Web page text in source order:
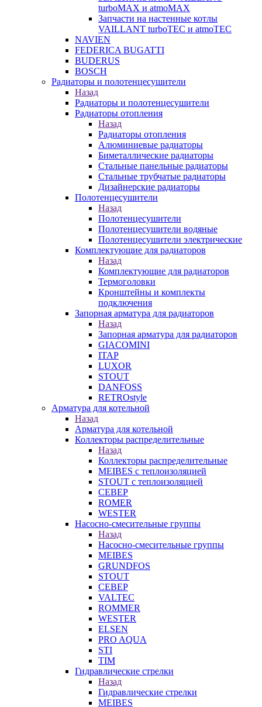
turboMAX и atmoMAX
Запчасти на настенные котлы
VAILLANT turboTEC и atmoTEC
NAVIEN
FEDERICA BUGATTI
BUDERUS
BOSCH
Радиаторы и полотенцесушители
Назад
Радиаторы и полотенцесушители
Радиаторы отопления
Назад
Радиаторы отопления
Алюминиевые радиаторы
Биметаллические радиаторы
Стальные панельные радиаторы
Стальные трубчатые радиаторы
Дизайнерские радиаторы
Полотенцесушители
Назад
Полотенцесушители
Полотенцесушители водяные
Полотенцесушители электрические
Комплектующие для радиаторов
Назад
Комплектующие для радиаторов
Термоголовки
Кронштейны и комплекты
подключения
Запорная арматура для радиаторов
Назад
Запорная арматура для радиаторов
GIACOMINI
ITAP
LUXOR
STOUT
DANFOSS
RETROstyle
Арматура для котельной
Назад
Арматура для котельной
Коллекторы распределительные
Назад
Коллекторы распределительные
MEIBES с теплоизоляцией
STOUT с теплоизоляцией
СЕВЕР
ROMER
WESTER
Насосно-смесительные группы
Назад
Насосно-смесительные группы
MEIBES
GRUNDFOS
STOUT
СЕВЕР
VALTEC
ROMMER
WESTER
ELSEN
PRO AQUA
STI
TIM
Гидравлические стрелки
Назад
Гидравлические стрелки
MEIBES